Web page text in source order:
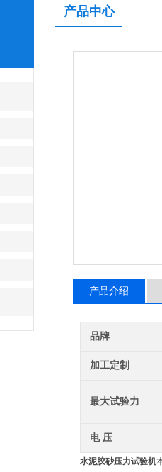
产品中心
产品介绍
品牌
加工定制
最大试验力
电 压
水泥胶砂压力试验机